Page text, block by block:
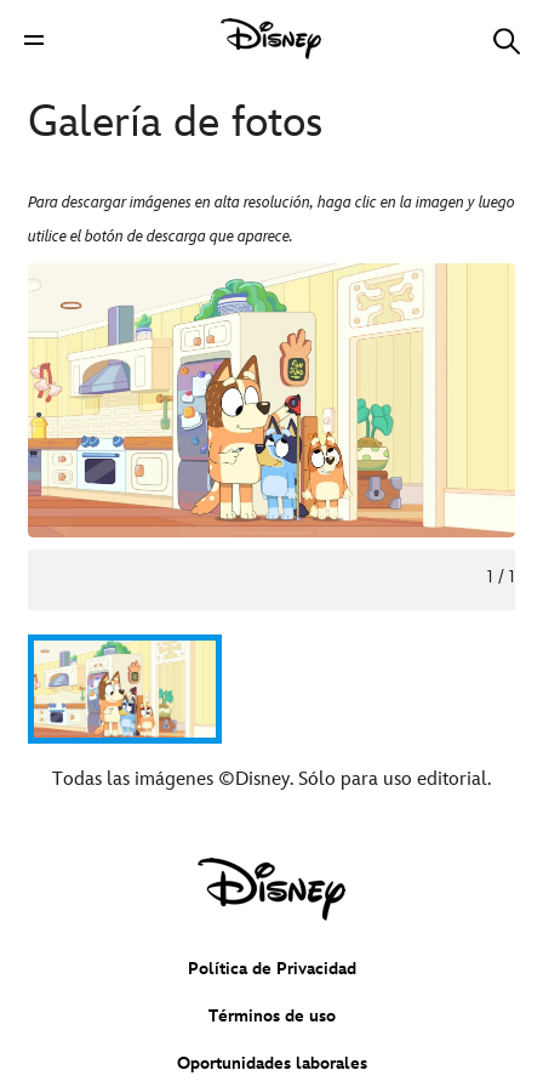
Galería de fotos
Para descargar imágenes en alta resolución, haga clic en la imagen y luego
utilice el botón de descarga que aparece.
1 / 1
Todas las imágenes ©Disney. Sólo para uso editorial.
Política de Privacidad
Términos de uso
Oportunidades laborales